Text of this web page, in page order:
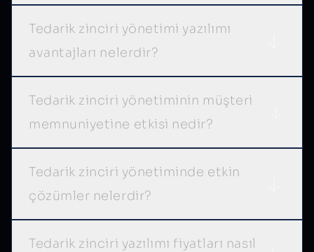
Tedarik zinciri yönetimi yazılımı
avantajları nelerdir?
Tedarik zinciri yönetiminin müşteri
memnuniyetine etkisi nedir?
Tedarik zinciri yönetiminde etkin
çözümler nelerdir?
Tedarik zinciri yazılımı fiyatları nasıl